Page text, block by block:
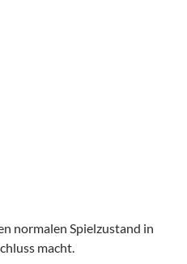
normalen Spielzustand in
macht.